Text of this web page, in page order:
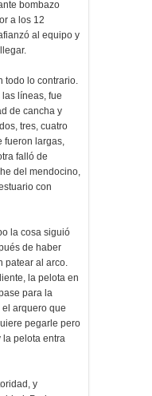
bombazo
a los 12
al equipo y
todo lo contrario.
líneas, fue
de cancha y
tres, cuatro
fueron largas,
falló de
del mendocino,
con
la cosa siguió
de haber
patear al arco.
la pelota en
para la
arquero que
pegarle pero
la pelota entra
y